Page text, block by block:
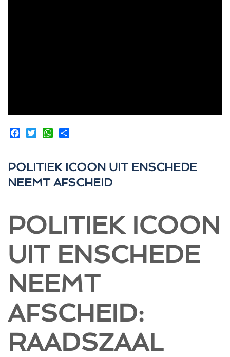
POLITIEK ICOON UIT ENSCHEDE
NEEMT AFSCHEID
POLITIEK ICOON
UIT ENSCHEDE
NEEMT
AFSCHEID:
RAADSZAAL